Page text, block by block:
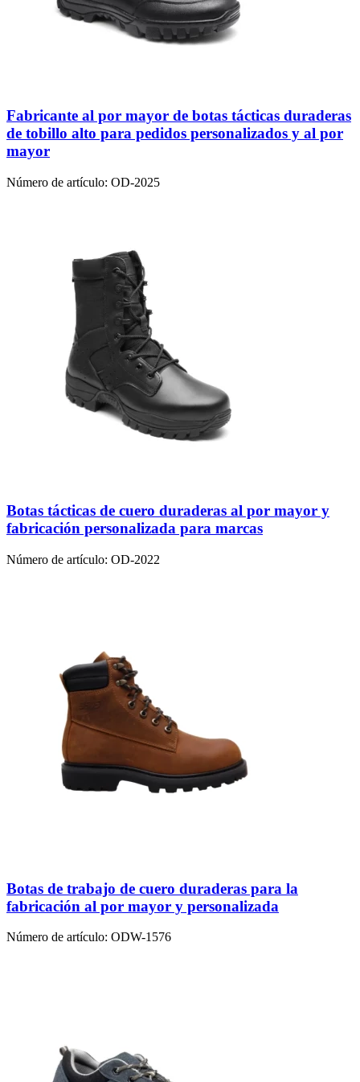
Fabricante al por mayor de botas tácticas duraderas
de tobillo alto para pedidos personalizados y al por
mayor
Número de artículo: OD-2025
Botas tácticas de cuero duraderas al por mayor y
fabricación personalizada para marcas
Número de artículo: OD-2022
Botas de trabajo de cuero duraderas para la
fabricación al por mayor y personalizada
Número de artículo: ODW-1576